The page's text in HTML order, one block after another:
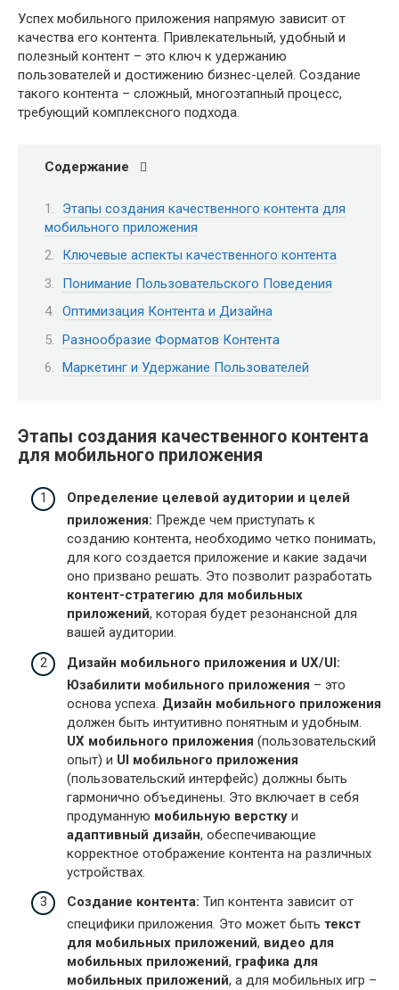
Успех мобильного приложения напрямую зависит от
качества его контента. Привлекательный, удобный и
полезный контент – это ключ к удержанию
пользователей и достижению бизнес-целей. Создание
такого контента – сложный, многоэтапный процесс,
требующий комплексного подхода.
Содержание
Этапы создания качественного контента для
мобильного приложения
Ключевые аспекты качественного контента
Понимание Пользовательского Поведения
Оптимизация Контента и Дизайна
Разнообразие Форматов Контента
Маркетинг и Удержание Пользователей
Этапы создания качественного контента
для мобильного приложения
Определение целевой аудитории и целей
приложения: Прежде чем приступать к
созданию контента, необходимо четко понимать,
для кого создается приложение и какие задачи
оно призвано решать. Это позволит разработать
контент-стратегию для мобильных
приложений, которая будет резонансной для
вашей аудитории.
Дизайн мобильного приложения и UX/UI:
Юзабилити мобильного приложения – это
основа успеха. Дизайн мобильного приложения
должен быть интуитивно понятным и удобным.
UX мобильного приложения (пользовательский
опыт) и UI мобильного приложения
(пользовательский интерфейс) должны быть
гармонично объединены. Это включает в себя
продуманную мобильную верстку и
адаптивный дизайн, обеспечивающие
корректное отображение контента на различных
устройствах.
Создание контента: Тип контента зависит от
специфики приложения. Это может быть текст
для мобильных приложений, видео для
мобильных приложений, графика для
мобильных приложений, а для мобильных игр –